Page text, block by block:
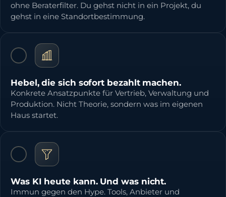
ohne Beraterfilter. Du gehst nicht in ein Projekt, du
gehst in eine Standortbestimmung.
Hebel, die sich sofort bezahlt machen.
Konkrete Ansatzpunkte für Vertrieb, Verwaltung und
Produktion. Nicht Theorie, sondern was im eigenen
Haus startet.
Was KI heute kann. Und was nicht.
Immun gegen den Hype. Tools, Anbieter und